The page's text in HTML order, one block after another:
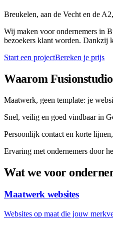
Breukelen, aan de Vecht en de
Wij maken voor ondernemers in
bezoekers klant worden. Dankzij
Start een projectBereken je prijs
Waarom
Maatwerk, geen template: je
Snel, veilig en goed vindbaar in
Persoonlijk contact en korte
Ervaring met ondernemers door
Wat we voor
Maatwerk websites
Websites op maat die jouw